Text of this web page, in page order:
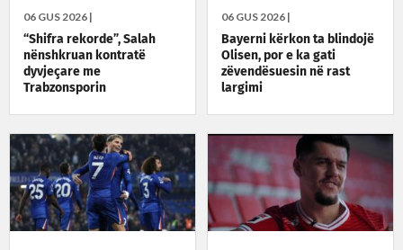
06 GUS 2026 |
“Shifra rekorde”, Salah
nënshkruan kontratë
dyvjeçare me
Trabzonsporin
06 GUS 2026 |
Bayerni kërkon ta blindojë
Olisen, por e ka gati
zëvendësuesin në rast
largimi